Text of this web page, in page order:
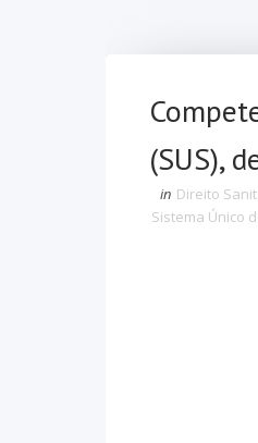
(SUS),
in Direito
Sistema Único